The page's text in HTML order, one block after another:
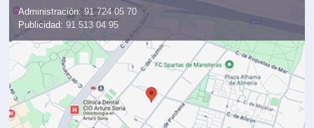
Administración: 91 724 05 70
Publicidad: 91 513 04 95